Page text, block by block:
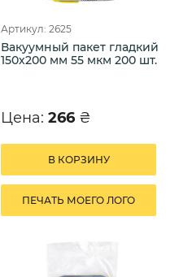
Артикул: 2625
Вакуумный пакет гладкий
150х200 мм 55 мкм 200 шт.
Цена: 266 ₴
В КОРЗИНУ
ПЕЧАТЬ МОЕГО ЛОГО